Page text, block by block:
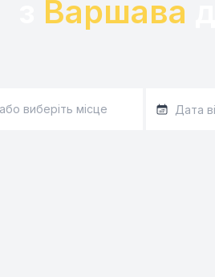
Варшава